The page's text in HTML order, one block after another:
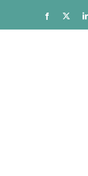
Facebook